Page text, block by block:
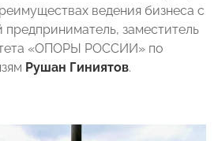
ведения бизнеса с
предприниматель, заместитель
«ОПОРЫ РОССИИ» по
Рушан Гиниятов.